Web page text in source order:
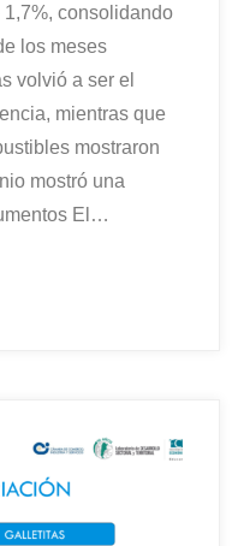
consolidando
los meses
volvió a ser el
mientras que
mostraron
mostró una
El …